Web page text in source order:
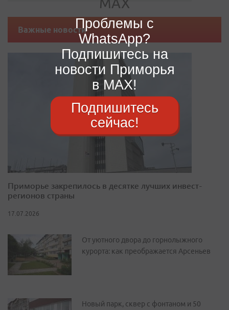
Важные новости
Приморье закрепилось в десятке лучших инвест-
регионов страны
17.07.2026
От уютного двора до горнолыжного
курорта: как преображается Арсеньев
Новый парк, сквер с фонтаном и 50
Проблемы с
WhatsApp?
Подпишитесь на
новости Приморья
в MAX!
Подпишитесь
сейчас!